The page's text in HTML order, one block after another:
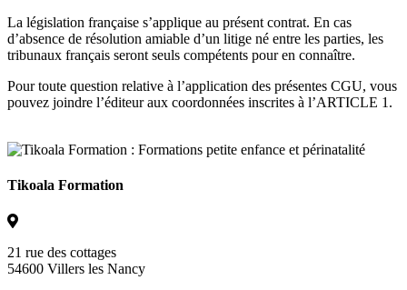
La législation française s’applique au présent contrat. En cas
d’absence de résolution amiable d’un litige né entre les parties, les
tribunaux français seront seuls compétents pour en connaître.
Pour toute question relative à l’application des présentes CGU, vous
pouvez joindre l’éditeur aux coordonnées inscrites à l’ARTICLE 1.
Tikoala Formation
21 rue des cottages
54600 Villers les Nancy